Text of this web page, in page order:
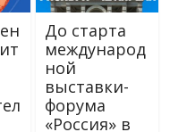
До старта
международ
ной
выставки-
форума
«Россия» в